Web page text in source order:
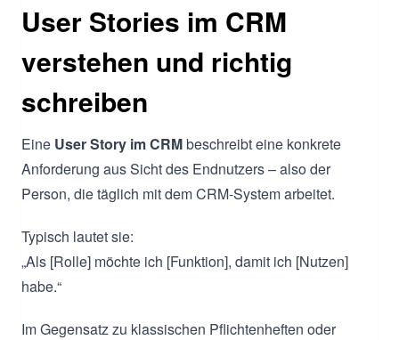
User Stories im CRM
verstehen und richtig
schreiben
Eine User Story im CRMbeschreibt eine konkrete
Anforderung aus Sicht des Endnutzers – also der
Person, die täglich mit dem CRM-System arbeitet.
Typisch lautet sie:
„Als [Rolle] möchte ich [Funktion], damit ich [Nutzen]
habe.“
Im Gegensatz zu klassischen Pflichtenheften oder